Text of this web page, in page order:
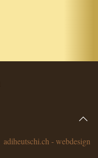
adiheutschi.ch - webdesign